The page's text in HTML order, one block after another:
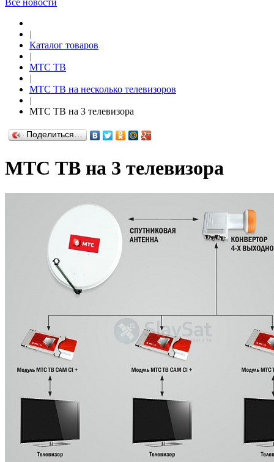
Все новости
|
Каталог товаров
|
МТС ТВ
|
МТС ТВ на несколько телевизоров
|
МТС ТВ на 3 телевизора
Поделиться…
МТС ТВ на 3 телевизора